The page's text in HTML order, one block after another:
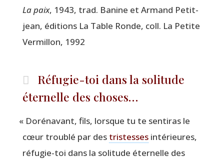
La paix, 1943, trad. Banine et Armand Petit­
jean, édi­tions La Table Ronde, coll. La Petite
Ver­millon, 1992
Réfugie-toi dans la solitude
éternelle des choses…
« Doré­na­vant, fils, lorsque tu te sen­ti­ras le
cœur trou­blé par des tris­tessesinté­rieures,
réfu­gie-toi dans la soli­tude éter­nelle des